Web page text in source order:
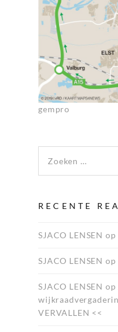
gempro
RECENTE
SJACO LENSEN op
SJACO LENSEN op
SJACO LENSEN op
VERVALLEN <<